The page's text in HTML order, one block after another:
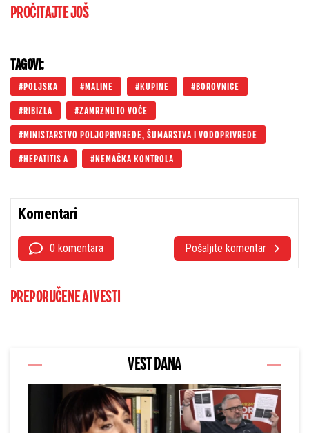
PROČITAJTE JOŠ
TAGOVI:
POLJSKA MALINE KUPINE BOROVNICE
RIBIZLA ZAMRZNUTO VOĆE
MINISTARSTVO POLJOPRIVREDE, ŠUMARSTVA I VODOPRIVREDE
HEPATITIS A NEMAČKA KONTROLA
Komentari
0 komentara Pošaljite komentar
PREPORUČENE AI VESTI
VEST DANA